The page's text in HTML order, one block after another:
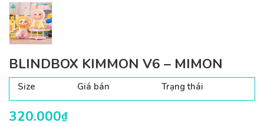
BLINDBOX KIMMON V6 – MIMON
Size Giá bán Trạng thái
320.000₫